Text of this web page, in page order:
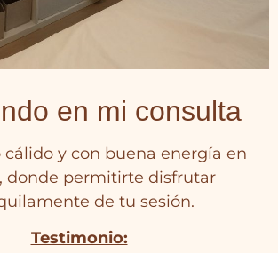
en mi consulta
cálido y con buena energía en
donde permitirte disfrutar
de tu sesión.
Testimonio: